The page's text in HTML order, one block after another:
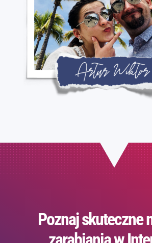
Poznaj skuteczne